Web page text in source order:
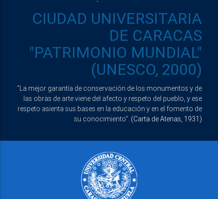
CIUDAD UNIVERSITARIA
DE CARACAS
"PATRIMONIO MUNDIAL"
(UNESCO, 2000)
"La mejor garantía de conservación de los monumentos y de
las obras de arte viene del afecto y respeto del pueblo, y ese
respeto asienta sus bases en la educación y en el fomento de
su conocimiento". (Carta de Atenas, 1931)